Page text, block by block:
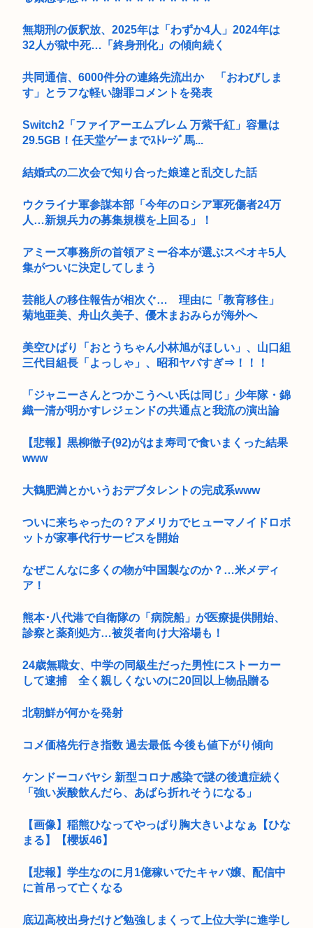
無期刑の仮釈放、2025年は「わずか4人」2024年は
32人が獄中死…「終身刑化」の傾向続く
共同通信、6000件分の連絡先流出か 「おわびしま
す」とラフな軽い謝罪コメントを発表
Switch2「ファイアーエムブレム 万紫千紅」容量は
29.5GB！任天堂ゲーまでｽﾄﾚｰｼﾞ馬...
結婚式の二次会で知り合った娘達と乱交した話
ウクライナ軍参謀本部「今年のロシア軍死傷者24万
人…新規兵力の募集規模を上回る」！
アミーズ事務所の首領アミー谷本が選ぶスペオキ5人
集がついに決定してしまう
芸能人の移住報告が相次ぐ… 理由に「教育移住」
菊地亜美、舟山久美子、優木まおみらが海外へ
美空ひばり「おとうちゃん小林旭がほしい」、山口組
三代目組長「よっしゃ」、昭和ヤバすぎ⇒！！！
「ジャニーさんとつかこうへい氏は同じ」少年隊・錦
織一清が明かすレジェンドの共通点と我流の演出論
【悲報】黒柳徹子(92)がはま寿司で食いまくった結果
www
大鶴肥満とかいうおデブタレントの完成系www
ついに来ちゃったの？アメリカでヒューマノイドロボ
ットが家事代行サービスを開始
なぜこんなに多くの物が中国製なのか？…米メディ
ア！
熊本･八代港で自衛隊の「病院船」が医療提供開始、
診察と薬剤処方…被災者向け大浴場も！
24歳無職女、中学の同級生だった男性にストーカー
して逮捕 全く親しくないのに20回以上物品贈る
北朝鮮が何かを発射
コメ価格先行き指数 過去最低 今後も値下がり傾向
ケンドーコバヤシ 新型コロナ感染で謎の後遺症続く
「強い炭酸飲んだら、あばら折れそうになる」
【画像】稲熊ひなってやっぱり胸大きいよなぁ【ひな
まる】【櫻坂46】
【悲報】学生なのに月1億稼いでたキャバ嬢、配信中
に首吊って亡くなる
底辺高校出身だけど勉強しまくって上位大学に進学し